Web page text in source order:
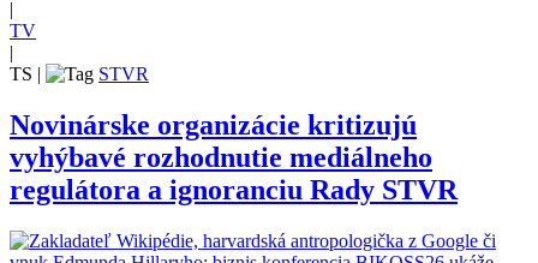
TV
TS
STVR
Novinárske organizácie kritizujú
vyhýbavé rozhodnutie mediálneho
regulátora a ignoranciu Rady STVR